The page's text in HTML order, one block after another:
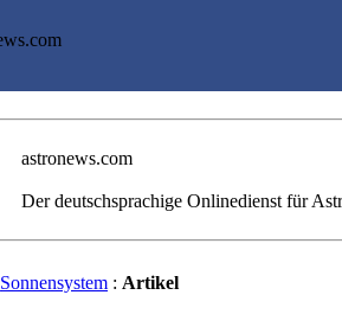
astronews.com
Der deutschsprachige Onlinedienst für
Sonnensystem : Artikel